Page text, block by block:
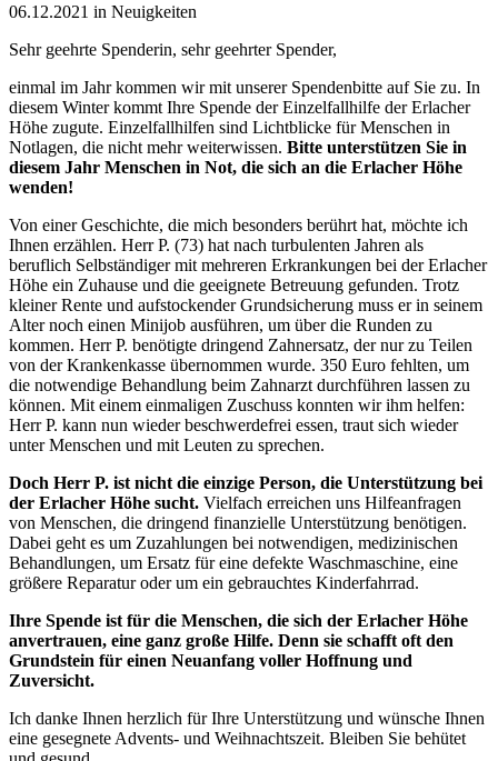
06.12.2021 in Neuigkeiten
Sehr geehrte Spenderin, sehr geehrter Spender,
einmal im Jahr kommen wir mit unserer Spendenbitte auf Sie zu. In
diesem Winter kommt Ihre Spende der Einzelfallhilfe der Erlacher
Höhe zugute. Einzelfallhilfen sind Lichtblicke für Menschen in
Notlagen, die nicht mehr weiterwissen. Bitte unterstützen Sie in
diesem Jahr Menschen in Not, die sich an die Erlacher Höhe
wenden!
Von einer Geschichte, die mich besonders berührt hat, möchte ich
Ihnen erzählen. Herr P. (73) hat nach turbulenten Jahren als
beruflich Selbständiger mit mehreren Erkrankungen bei der Erlacher
Höhe ein Zuhause und die geeignete Betreuung gefunden. Trotz
kleiner Rente und aufstockender Grundsicherung muss er in seinem
Alter noch einen Minijob ausführen, um über die Runden zu
kommen. Herr P. benötigte dringend Zahnersatz, der nur zu Teilen
von der Krankenkasse übernommen wurde. 350 Euro fehlten, um
die notwendige Behandlung beim Zahnarzt durchführen lassen zu
können. Mit einem einmaligen Zuschuss konnten wir ihm helfen:
Herr P. kann nun wieder beschwerdefrei essen, traut sich wieder
unter Menschen und mit Leuten zu sprechen.
Doch Herr P. ist nicht die einzige Person, die Unterstützung bei
der Erlacher Höhe sucht. Vielfach erreichen uns Hilfeanfragen
von Menschen, die dringend finanzielle Unterstützung benötigen.
Dabei geht es um Zuzahlungen bei notwendigen, medizinischen
Behandlungen, um Ersatz für eine defekte Waschmaschine, eine
größere Reparatur oder um ein gebrauchtes Kinderfahrrad.
Ihre Spende ist für die Menschen, die sich der Erlacher Höhe
anvertrauen, eine ganz große Hilfe. Denn sie schafft oft den
Grundstein für einen Neuanfang voller Hoffnung und
Zuversicht.
Ich danke Ihnen herzlich für Ihre Unterstützung und wünsche Ihnen
eine gesegnete Advents- und Weihnachtszeit. Bleiben Sie behütet